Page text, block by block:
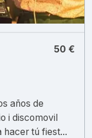
50 €
años de
i discomovil
hacer tú fiest...